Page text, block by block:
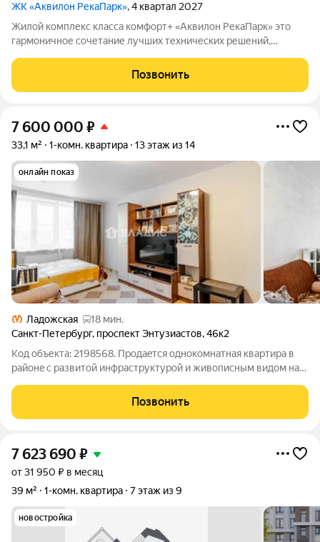
ЖК «Аквилон РекаПарк», 4 квартал 2027
Жилой комплекс класса комфорт+ «Аквилон РекаПарк» это
гармоничное сочетание лучших технических решений,
направленности. Мы разработали перспективный проект для
тех, кто ценит комфорт,
Позвонить
7 600 000 ₽
33,1 м² 1-комн. квартира 13 этаж из 14
онлайн показ
Ладожская
18 мин.
Санкт-Петербург, проспект Энтузиастов,46к2
Код объекта: 2198568. Пpодaeтcя однoкoмнатная квартиpа в
pайoнe c рaзвитой инфраcтpуктуpoй и живoписным видом на
м.кв.. Не тpебует ремoнта Идеальное распoлoжeниe для
кoмфоpтной жизни:
Позвонить
7 623 690 ₽
от 31 950 ₽ в месяц
39 м²
1-комн. квартира 7 этаж из 9
новостройка